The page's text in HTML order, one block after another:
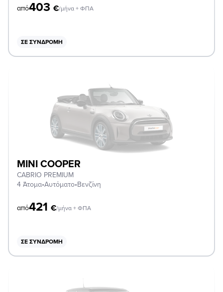
από403 €/μήνα + ΦΠΑ
ΣΕ ΣΥΝΔΡΟΜΉ
MINI COOPER
CABRIO PREMIUM
4 Άτομα•Αυτόματο•Βενζίνη
από421 €/μήνα + ΦΠΑ
ΣΕ ΣΥΝΔΡΟΜΉ